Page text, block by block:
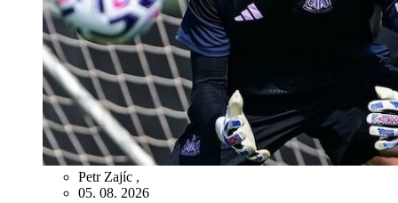
Petr Zajíc ,
05. 08. 2026